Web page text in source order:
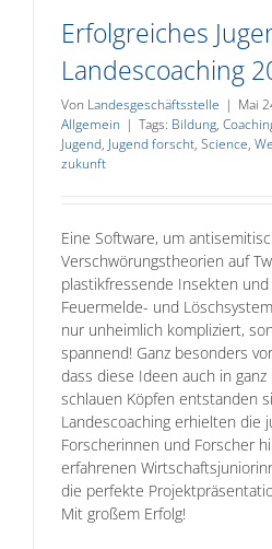
Erfolgreiches
Landescoaching
Von Landesgeschäftsstelle | Mai
Allgemein | Tags: Bildung,
Jugend, Jugend forscht, Science,
zukunft
Eine Software, um
Verschwörungstheorien auf
plastikfressende Insekten
Feuermelde- und
nur unheimlich kompliziert,
spannend! Ganz besonders
dass diese Ideen auch in
schlauen Köpfen entstanden
Landescoaching erhielten die
Forscherinnen und Forscher
erfahrenen
die perfekte
Mit großem Erfolg!